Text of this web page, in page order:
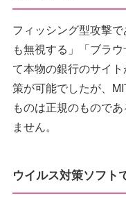
フィッシング型攻撃
も無視する」「ブラ
て本物の銀行のサイ
策が可能でしたが、
ものは正規のもので
ません。
ウイルス対策ソフト